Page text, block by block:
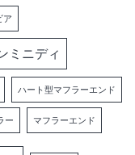
ア
ミニディ
ハート型マフラーエンド
ー マフラーエンド